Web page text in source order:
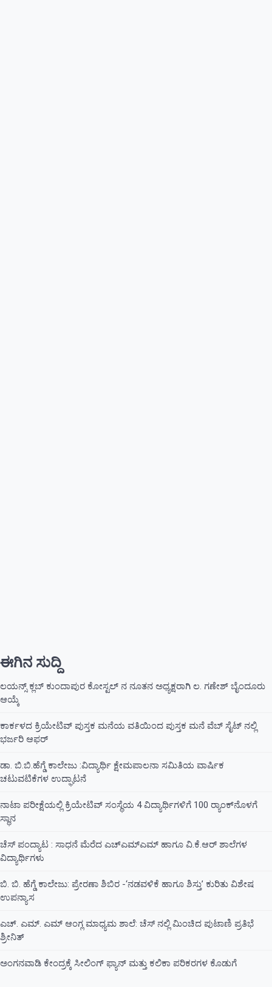
ಈಗಿನ ಸುದ್ದಿ
ಲಯನ್ಸ್ ಕ್ಲಬ್ ಕುಂದಾಪುರ ಕೋಸ್ಟಲ್ ನ ನೂತನ ಅಧ್ಯಕ್ಷರಾಗಿ ಲ. ಗಣೇಶ್ ಬೈಂದೂರು
ಆಯ್ಕೆ
ಕಾರ್ಕಳದ ಕ್ರಿಯೇಟಿವ್ ಪುಸ್ತಕ ಮನೆಯ ವತಿಯಿಂದ ಪುಸ್ತಕ ಮನೆ ವೆಬ್ ಸೈಟ್ ನಲ್ಲಿ
ಭರ್ಜರಿ ಆಫರ್
ಡಾ. ಬಿ.ಬಿ.ಹೆಗ್ಡೆ ಕಾಲೇಜು :ವಿದ್ಯಾರ್ಥಿ ಕ್ಷೇಮಪಾಲನಾ ಸಮಿತಿಯ ವಾರ್ಷಿಕ
ಚಟುವಟಿಕೆಗಳ ಉದ್ಘಾಟನೆ
ನಾಟಾ ಪರೀಕ್ಷೆಯಲ್ಲಿ ಕ್ರಿಯೇಟಿವ್ ಸಂಸ್ಥೆಯ 4 ವಿದ್ಯಾರ್ಥಿಗಳಿಗೆ 100 ರ‍್ಯಾಂಕ್‌ನೊಳಗೆ
ಸ್ಥಾನ
ಚೆಸ್ ಪಂದ್ಯಾಟ : ಸಾಧನೆ ಮೆರೆದ ಎಚ್ಎಮ್ಎಮ್ ಹಾಗೂ ವಿ.ಕೆ.ಆರ್ ಶಾಲೆಗಳ
ವಿದ್ಯಾರ್ಥಿಗಳು
ಬಿ. ಬಿ. ಹೆಗ್ಡೆ ಕಾಲೇಜು: ಪ್ರೇರಣಾ ಶಿಬಿರ -‘ನಡವಳಿಕೆ ಹಾಗೂ ಶಿಸ್ತು’ ಕುರಿತು ವಿಶೇಷ
ಉಪನ್ಯಾಸ
ಎಚ್. ಎಮ್. ಎಮ್ ಆಂಗ್ಲ ಮಾಧ್ಯಮ ಶಾಲೆ: ಚೆಸ್ ನಲ್ಲಿ ಮಿಂಚಿದ ಪುಟಾಣಿ ಪ್ರತಿಭೆ
ಶ್ರೀನಿತ್
ಅಂಗನವಾಡಿ ಕೇಂದ್ರಕ್ಕೆ ಸೀಲಿಂಗ್ ಫ್ಯಾನ್ ಮತ್ತು ಕಲಿಕಾ ಪರಿಕರಗಳ ಕೊಡುಗೆ